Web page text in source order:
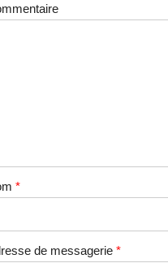
*
de messagerie *